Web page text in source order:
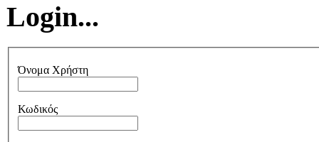
Login...
Όνομα Χρήστη
Κωδικός